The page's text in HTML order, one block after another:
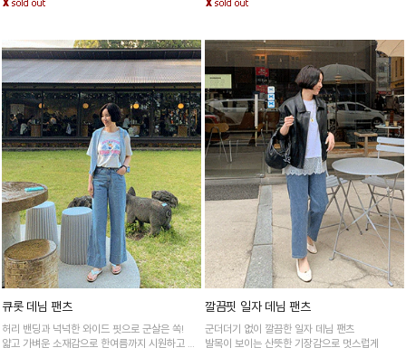
큐롯 데님 팬츠
허리 밴딩과 넉넉한 와이드 핏으로 군살은 쏙!
얇고 가벼운 소재감으로 한여름까지 시원하고 쾌
깔끔핏 일자 데님 팬츠
군더더기 없이 깔끔한 일자 데님 팬츠
발목이 보이는 산뜻한 기장감으로 멋스럽게